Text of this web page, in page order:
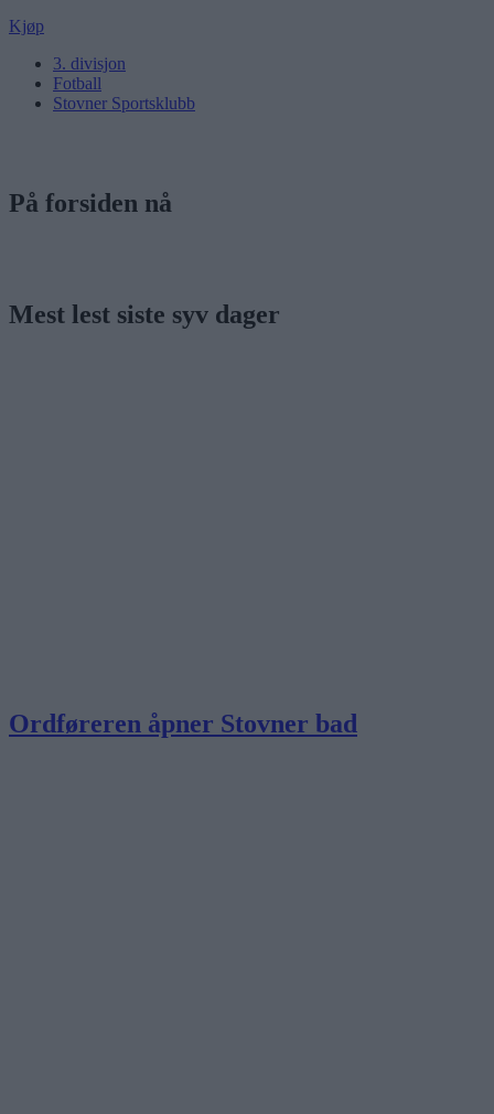
Kjøp
3. divisjon
Fotball
Stovner Sportsklubb
På forsiden nå
Mest lest siste syv dager
Ordføreren åpner Stovner bad